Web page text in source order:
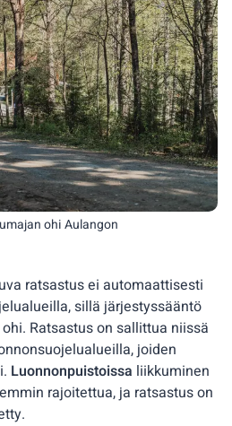
ratsastus ei automaattisesti
sillä järjestyssääntö
Ratsastus on sallittua niissä
joiden
Luonnonpuistoissa liikkuminen
rajoitettua, ja ratsastus on
ohi Aulangon